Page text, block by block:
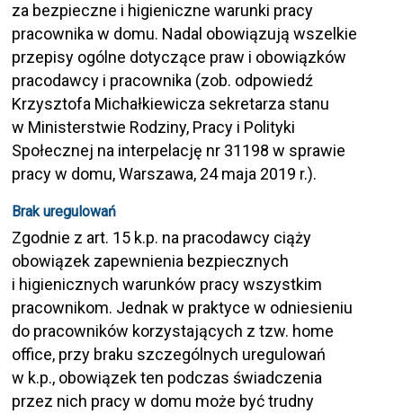
za bezpieczne i higieniczne warunki pracy
pracownika w domu. Nadal obowiązują wszelkie
przepisy ogólne dotyczące praw i obowiązków
pracodawcy i pracownika (zob. odpowiedź
Krzysztofa Michałkiewicza sekretarza stanu
w Ministerstwie Rodziny, Pracy i Polityki
Społecznej na interpelację nr 31198 w sprawie
pracy w domu, Warszawa, 24 maja 2019 r.).
Brak uregulowań
Zgodnie z art. 15 k.p. na pracodawcy ciąży
obowiązek zapewnienia bezpiecznych
i higienicznych warunków pracy wszystkim
pracownikom. Jednak w praktyce w odniesieniu
do pracowników korzystających z tzw. home
office, przy braku szczególnych uregulowań
w k.p., obowiązek ten podczas świadczenia
przez nich pracy w domu może być trudny